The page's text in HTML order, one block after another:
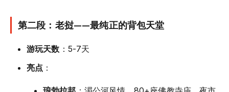
第二段：老挝——最纯正的背包天堂
游玩天数 ：5-7天
亮点 ：